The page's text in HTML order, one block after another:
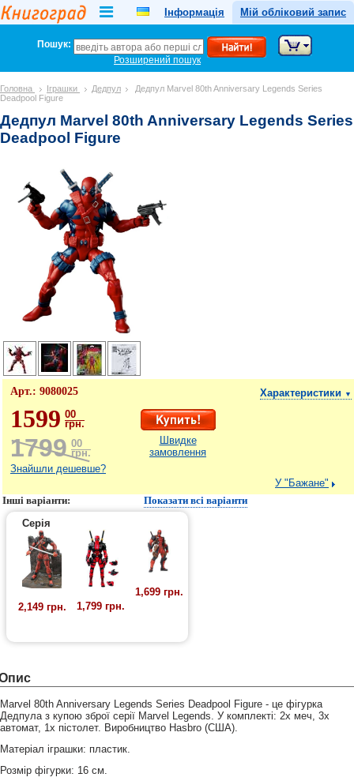
Інформація Мій обліковий запис
Пошук:
Розширений пошук
Головна Іграшки Дедпул
Дедпул Marvel 80th Anniversary Legends Series
Deadpool Figure
Дедпул Marvel 80th Anniversary Legends Series
Deadpool Figure
Арт.: 9080025 Характеристики ▼
1599 00
грн.
1799 00
грн.
Знайшли дешевше?
Швидке
замовлення
У "Бажане"
Показати всі варіанти
Інші варіанти:
Серія
2,149 грн. 1,799 грн.
1,699 грн.
Marvel 80th Anniversary Legends Series Deadpool Figure - це фігурка
Дедпула з купою зброї серії Marvel Legends. У комплекті: 2х меч, 3х
автомат, 1х пістолет. Виробництво Hasbro (США).
Матеріал іграшки: пластик.
Розмір фігурки: 16 см.